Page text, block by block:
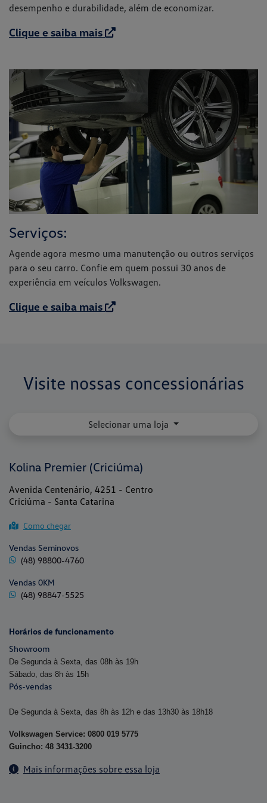
desempenho e durabilidade, além de economizar.
Clique e saiba mais
Serviços:
Agende agora mesmo uma manutenção ou outros serviços
para o seu carro. Confie em quem possui 30 anos de
experiência em veículos Volkswagen.
Clique e saiba mais
Visite nossas concessionárias
Selecionar uma loja
Kolina Premier (Criciúma)
Avenida Centenário, 4251 - Centro
Criciúma - Santa Catarina
Como chegar
Vendas Seminovos
(48) 98800-4760
Vendas 0KM
(48) 98847-5525
Horários de funcionamento
Showroom
De Segunda à Sexta, das 08h às 19h
Sábado, das 8h às 15h
Pós-vendas
De Segunda à Sexta, das 8h às 12h e das 13h30 às 18h18
Volkswagen Service: 0800 019 5775
Guincho: 48 3431-3200
Mais informações sobre essa loja